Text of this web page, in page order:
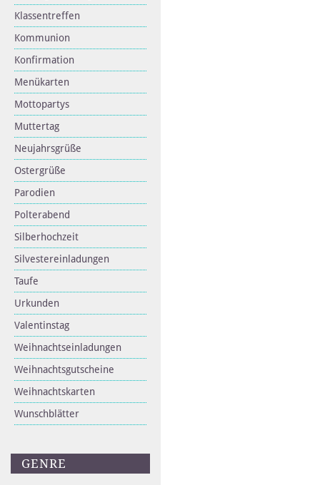
Klassentreffen
Kommunion
Konfirmation
Menükarten
Mottopartys
Muttertag
Neujahrsgrüße
Ostergrüße
Parodien
Polterabend
Silberhochzeit
Silvestereinladungen
Taufe
Urkunden
Valentinstag
Weihnachtseinladungen
Weihnachtsgutscheine
Weihnachtskarten
Wunschblätter
GENRE